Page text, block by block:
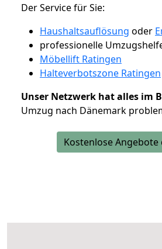
Der Service für Sie:
Haushaltsauflösung oder
professionelle
Möbellift Ratingen
Halteverbotszone Ratingen
Unser Netzwerk hat alles im
Umzug nach Dänemark
Kostenlose Angebote